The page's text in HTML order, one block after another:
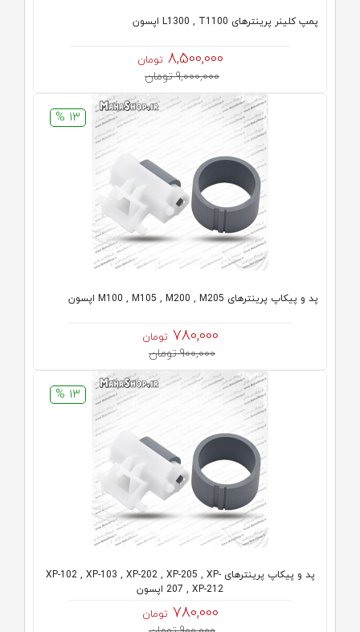
پمپ کلینر پرینترهای L1300 , T1100 اپسون
8,500,000 تومان
9,000,000 تومان
13 %
پد و پیکاپ پرینترهای M100 , M105 , M200 , M205 اپسون
780,000 تومان
900,000 تومان
13 %
پد و پیکاپ پرینترهای XP-102 , XP-103 , XP-202 , XP-205 , XP-
207 , XP-212 اپسون
780,000 تومان